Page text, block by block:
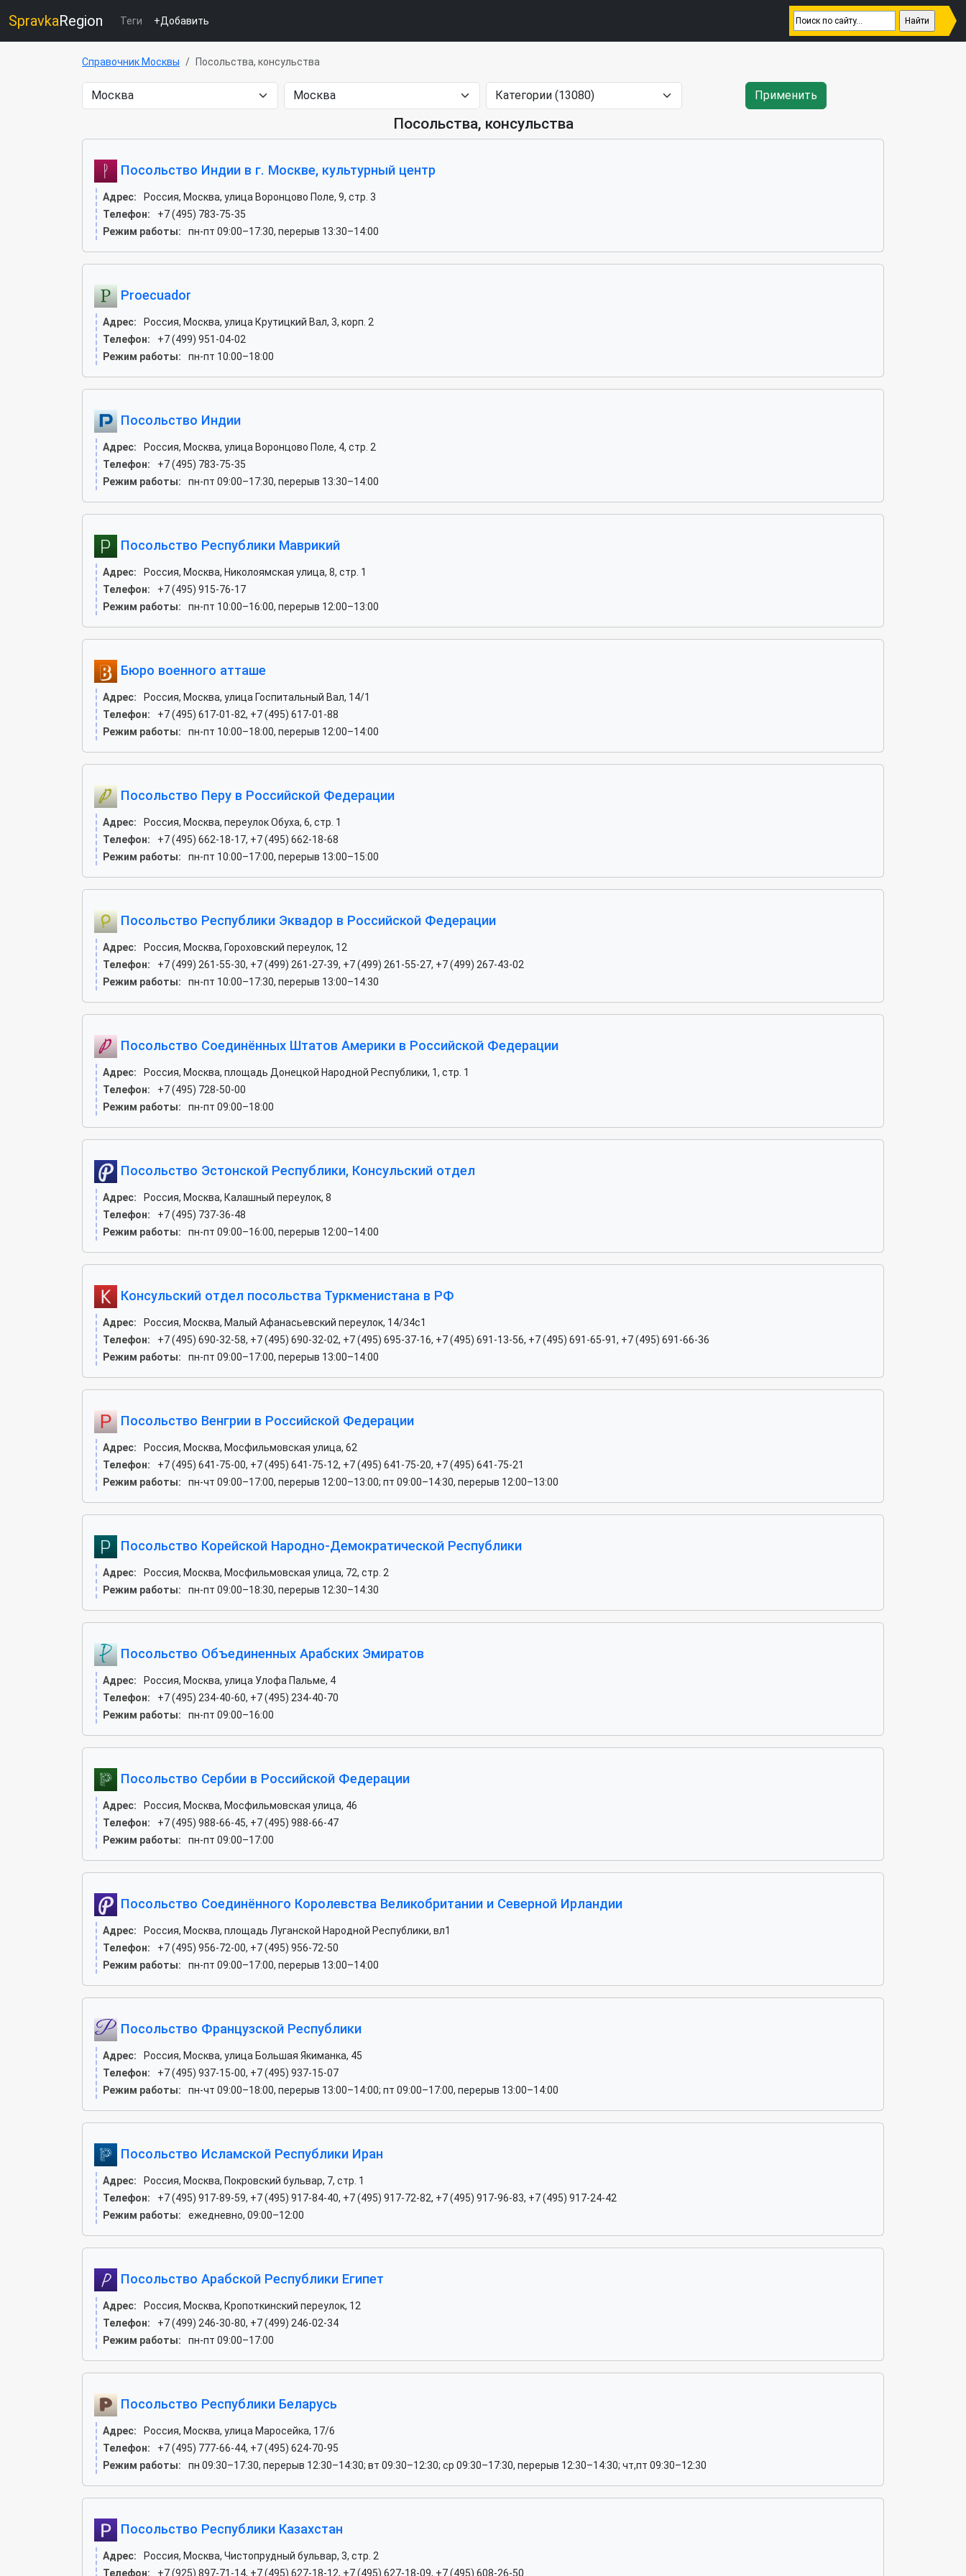
SpravkaRegion Теги +Добавить
Справочник Москвы Посольства, консульства
Применить
Посольства, консульства
Посольство Индии в г. Москве, культурный центр
Адрес:
Россия, Москва, улица Воронцово Поле, 9, стр. 3
Телефон:
+7 (495) 783-75-35
Режим работы:
пн-пт 09:00–17:30, перерыв 13:30–14:00
Proecuador
Адрес:
Россия, Москва, улица Крутицкий Вал, 3, корп. 2
Телефон:
+7 (499) 951-04-02
Режим работы:
пн-пт 10:00–18:00
Посольство Индии
Адрес:
Россия, Москва, улица Воронцово Поле, 4, стр. 2
Телефон:
+7 (495) 783-75-35
Режим работы:
пн-пт 09:00–17:30, перерыв 13:30–14:00
Посольство Республики Маврикий
Адрес:
Россия, Москва, Николоямская улица, 8, стр. 1
Телефон:
+7 (495) 915-76-17
Режим работы:
пн-пт 10:00–16:00, перерыв 12:00–13:00
Бюро военного атташе
Адрес:
Россия, Москва, улица Госпитальный Вал, 14/1
Телефон:
+7 (495) 617-01-82, +7 (495) 617-01-88
Режим работы:
пн-пт 10:00–18:00, перерыв 12:00–14:00
Посольство Перу в Российской Федерации
Адрес:
Россия, Москва, переулок Обуха, 6, стр. 1
Телефон:
+7 (495) 662-18-17, +7 (495) 662-18-68
Режим работы:
пн-пт 10:00–17:00, перерыв 13:00–15:00
Посольство Республики Эквадор в Российской Федерации
Адрес:
Россия, Москва, Гороховский переулок, 12
Телефон:
+7 (499) 261-55-30, +7 (499) 261-27-39, +7 (499) 261-55-27, +7 (499) 267-43-02
Режим работы:
пн-пт 10:00–17:30, перерыв 13:00–14:30
Посольство Соединённых Штатов Америки в Российской Федерации
Адрес:
Россия, Москва, площадь Донецкой Народной Республики, 1, стр. 1
Телефон:
+7 (495) 728-50-00
Режим работы:
пн-пт 09:00–18:00
Посольство Эстонской Республики, Консульский отдел
Адрес:
Россия, Москва, Калашный переулок, 8
Телефон:
+7 (495) 737-36-48
Режим работы:
пн-пт 09:00–16:00, перерыв 12:00–14:00
Консульский отдел посольства Туркменистана в РФ
Адрес:
Россия, Москва, Малый Афанасьевский переулок, 14/34с1
Телефон:
+7 (495) 690-32-58, +7 (495) 690-32-02, +7 (495) 695-37-16, +7 (495) 691-13-56, +7 (495) 691-65-91, +7 (495) 691-66-36
Режим работы:
пн-пт 09:00–17:00, перерыв 13:00–14:00
Посольство Венгрии в Российской Федерации
Адрес:
Россия, Москва, Мосфильмовская улица, 62
Телефон:
+7 (495) 641-75-00, +7 (495) 641-75-12, +7 (495) 641-75-20, +7 (495) 641-75-21
Режим работы:
пн-чт 09:00–17:00, перерыв 12:00–13:00; пт 09:00–14:30, перерыв 12:00–13:00
Посольство Корейской Народно-Демократической Республики
Адрес:
Россия, Москва, Мосфильмовская улица, 72, стр. 2
Режим работы:
пн-пт 09:00–18:30, перерыв 12:30–14:30
Посольство Объединенных Арабских Эмиратов
Адрес:
Россия, Москва, улица Улофа Пальме, 4
Телефон:
+7 (495) 234-40-60, +7 (495) 234-40-70
Режим работы:
пн-пт 09:00–16:00
Посольство Сербии в Российской Федерации
Адрес:
Россия, Москва, Мосфильмовская улица, 46
Телефон:
+7 (495) 988-66-45, +7 (495) 988-66-47
Режим работы:
пн-пт 09:00–17:00
Посольство Соединённого Королевства Великобритании и Северной Ирландии
Адрес:
Россия, Москва, площадь Луганской Народной Республики, вл1
Телефон:
+7 (495) 956-72-00, +7 (495) 956-72-50
Режим работы:
пн-пт 09:00–17:00, перерыв 13:00–14:00
Посольство Французской Республики
Адрес:
Россия, Москва, улица Большая Якиманка, 45
Телефон:
+7 (495) 937-15-00, +7 (495) 937-15-07
Режим работы:
пн-чт 09:00–18:00, перерыв 13:00–14:00; пт 09:00–17:00, перерыв 13:00–14:00
Посольство Исламской Республики Иран
Адрес:
Россия, Москва, Покровский бульвар, 7, стр. 1
Телефон:
+7 (495) 917-89-59, +7 (495) 917-84-40, +7 (495) 917-72-82, +7 (495) 917-96-83, +7 (495) 917-24-42
Режим работы:
ежедневно, 09:00–12:00
Посольство Арабской Республики Египет
Адрес:
Россия, Москва, Кропоткинский переулок, 12
Телефон:
+7 (499) 246-30-80, +7 (499) 246-02-34
Режим работы:
пн-пт 09:00–17:00
Посольство Республики Беларусь
Адрес:
Россия, Москва, улица Маросейка, 17/6
Телефон:
+7 (495) 777-66-44, +7 (495) 624-70-95
Режим работы:
пн 09:30–17:30, перерыв 12:30–14:30; вт 09:30–12:30; ср 09:30–17:30, перерыв 12:30–14:30; чт,пт 09:30–12:30
Посольство Республики Казахстан
Адрес:
Россия, Москва, Чистопрудный бульвар, 3, стр. 2
Телефон:
+7 (925) 897-71-14, +7 (495) 627-18-12, +7 (495) 627-18-09, +7 (495) 608-26-50